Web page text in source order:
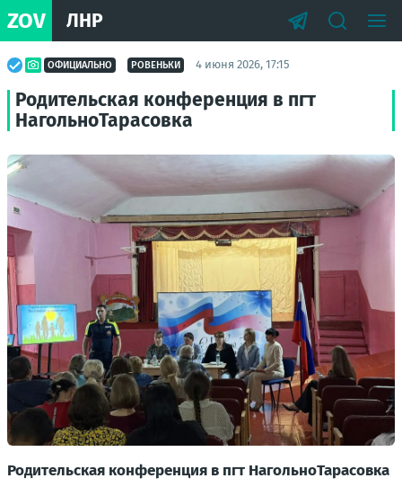
ZOV ЛНР
ОФИЦИАЛЬНО РОВЕНЬКИ 4 июня 2026, 17:15
Родительская конференция в пгт
НагольноТарасовка
Родительская конференция в пгт НагольноТарасовка